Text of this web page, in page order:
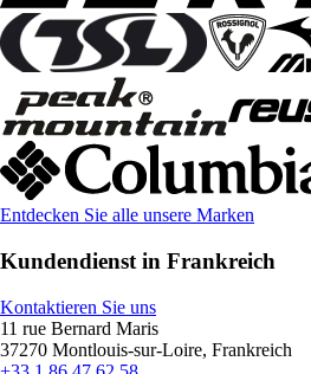
Entdecken Sie alle unsere Marken
Kundendienst in Frankreich
Kontaktieren Sie uns
11 rue Bernard Maris
37270 Montlouis-sur-Loire, Frankreich